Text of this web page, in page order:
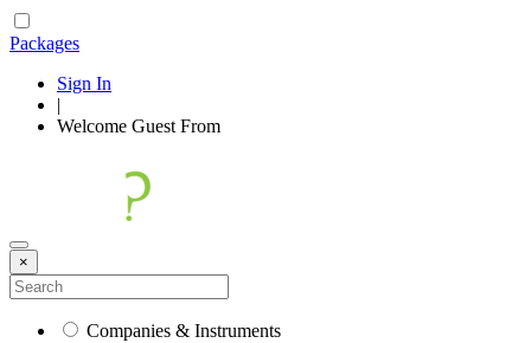
Packages
Sign In
|
Welcome Guest From
×
Companies & Instruments